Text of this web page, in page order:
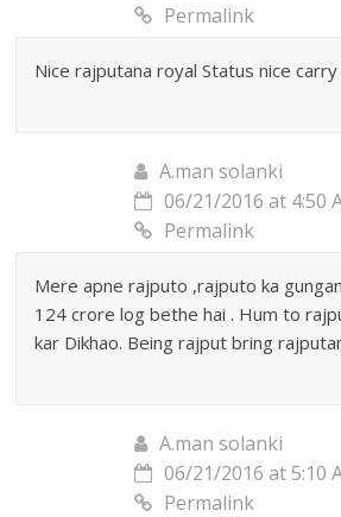
Permalink
Nice rajputana royal Status nice carry
A.man solanki
06/21/2016 at 4:50
Permalink
Mere apne rajputo ,rajputo ka
124 crore log bethe hai . Hum to
kar Dikhao. Being rajput bring
A.man solanki
06/21/2016 at 5:10
Permalink